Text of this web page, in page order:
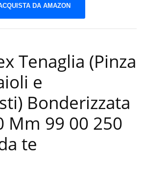
DA AMAZON
Tenaglia (Pinza
e
Bonderizzata
Mm 99 00 250
te